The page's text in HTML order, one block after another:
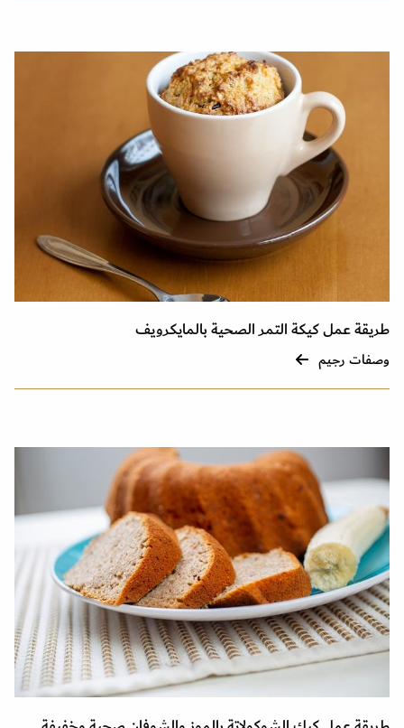
طريقة عمل كيكة التمر الصحية بالمايكرويف
وصفات رجيم